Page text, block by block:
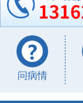
问病情